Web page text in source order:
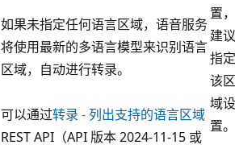
如果未指定任何语言区域，语音服务
将使用最新的多语言模型来识别语言
区域，自动进行转录。
可以通过转录 - 列出支持的语言区域
REST API（API 版本 2024-11-15 或
置，
建议
指定
该区
域设
置。